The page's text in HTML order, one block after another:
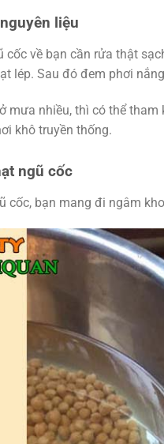
liệu
cốc về bạn cần rửa thật
lép. Sau đó đem phơi
mưa nhiều, thì có thể tham
khô truyền thống.
ngũ cốc
cốc, bạn mang đi ngâm